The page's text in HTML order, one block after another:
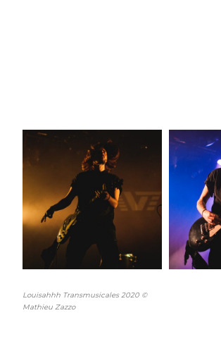
Louisahhh Transmusicales 2020 ©
Mathieu Zazzo